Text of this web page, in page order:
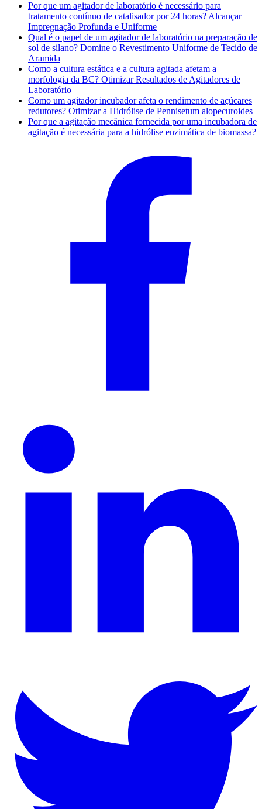
Por que um agitador de laboratório é necessário para
tratamento contínuo de catalisador por 24 horas? Alcançar
Impregnação Profunda e Uniforme
Qual é o papel de um agitador de laboratório na preparação de
sol de silano? Domine o Revestimento Uniforme de Tecido de
Aramida
Como a cultura estática e a cultura agitada afetam a
morfologia da BC? Otimizar Resultados de Agitadores de
Laboratório
Como um agitador incubador afeta o rendimento de açúcares
redutores? Otimizar a Hidrólise de Pennisetum alopecuroides
Por que a agitação mecânica fornecida por uma incubadora de
agitação é necessária para a hidrólise enzimática de biomassa?